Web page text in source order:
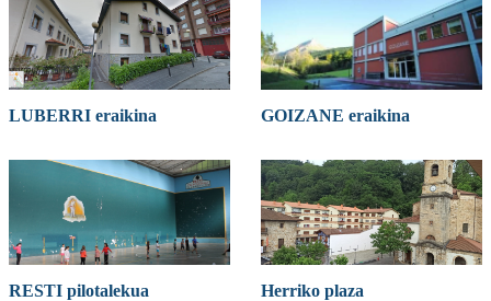
LUBERRI eraikina GOIZANE eraikina
RESTI pilotalekua Herriko plaza